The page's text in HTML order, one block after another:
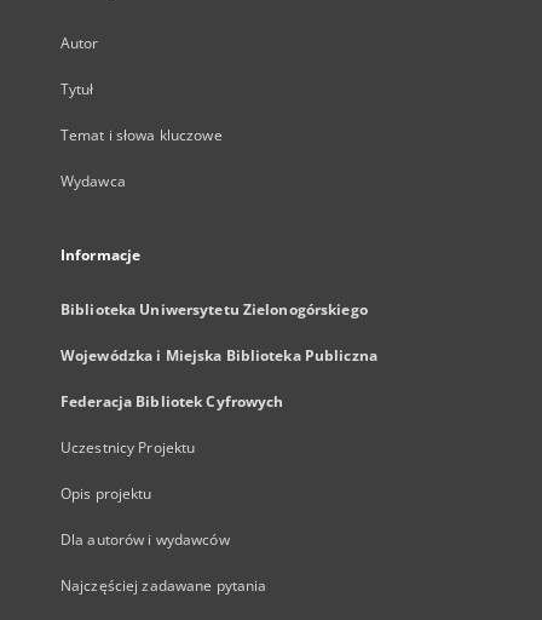
Autor
Tytuł
Temat i słowa kluczowe
Wydawca
Informacje
Biblioteka Uniwersytetu Zielonogórskiego
Wojewódzka i Miejska Biblioteka Publiczna
Federacja Bibliotek Cyfrowych
Uczestnicy Projektu
Opis projektu
Dla autorów i wydawców
Najczęściej zadawane pytania